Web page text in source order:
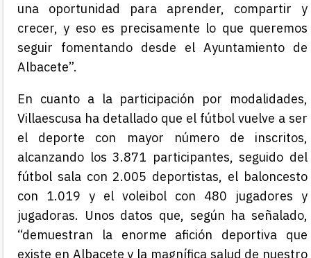
una oportunidad para aprender, compartir y
crecer, y eso es precisamente lo que queremos
seguir fomentando desde el Ayuntamiento de
Albacete”.
En cuanto a la participación por modalidades,
Villaescusa ha detallado que el fútbol vuelve a ser
el deporte con mayor número de inscritos,
alcanzando los 3.871 participantes, seguido del
fútbol sala con 2.005 deportistas, el baloncesto
con 1.019 y el voleibol con 480 jugadores y
jugadoras. Unos datos que, según ha señalado,
“demuestran la enorme afición deportiva que
existe en Albacete y la magnífica salud de nuestro